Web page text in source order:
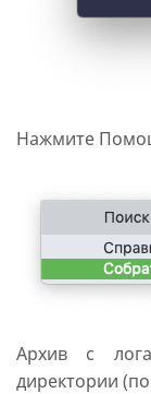
Нажмите
Архив с
директории